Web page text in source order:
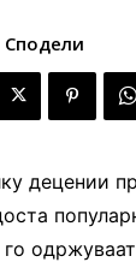
Сподели
децении